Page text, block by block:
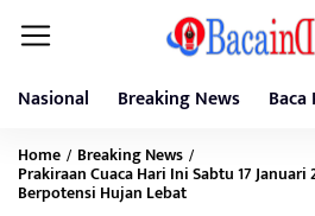
Nasional Breaking News
Home / Breaking News /
Prakiraan Cuaca Hari Ini Sabtu 17 Januari
Berpotensi Hujan Lebat